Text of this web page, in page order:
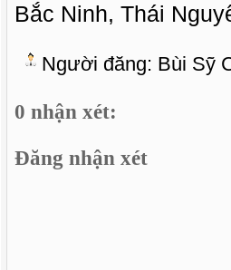
Bắc Ninh, Thái
Người đăng: Bùi Sỹ
0 nhận xét:
Đăng nhận xét